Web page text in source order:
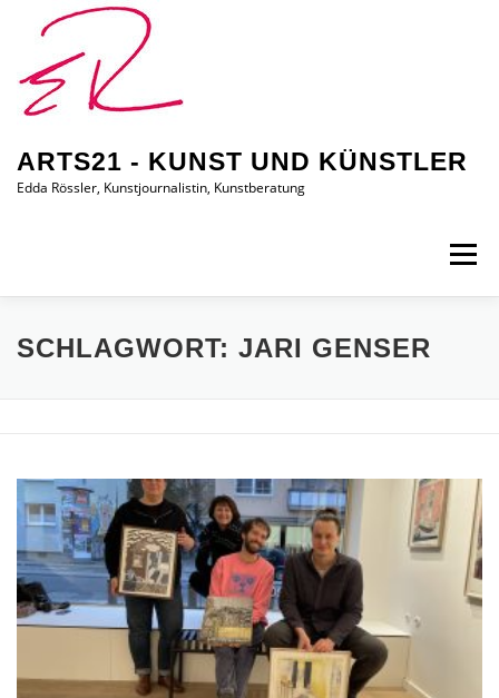
ARTS21 - KUNST UND KÜNSTLER
Edda Rössler, Kunstjournalistin, Kunstberatung
Menü
ARTS21 – EDDA RÖSSLER PRESSEBERICHTE
VITA/AUSBILDUNG LINKS
SCHLAGWORT: JARI GENSER